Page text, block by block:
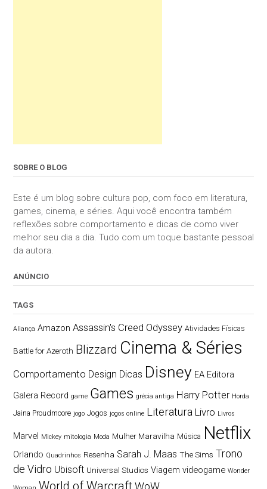
SOBRE O BLOG
Este é um blog sobre cultura pop, com foco em literatura,
games, cinema, e séries. Aqui você encontra também
reflexões sobre comportamento e dicas de como viver
melhor seu dia a dia. Tudo com um toque bastante pessoal
da autora.
ANÚNCIO
TAGS
Aliança Amazon Assassin's Creed Odyssey Atividades Físicas
Battle for Azeroth Blizzard Cinema & Séries
Comportamento Design Dicas Disney EA Editora
Galera Record game Games grécia antiga Harry Potter Horda
Jaina Proudmoore jogo Jogos jogos online Literatura Livro Livros
Marvel Mickey mitologia Moda Mulher Maravilha Música Netflix
Orlando Quadrinhos Resenha Sarah J. Maas The Sims Trono
de Vidro Ubisoft Universal Studios Viagem videogame Wonder